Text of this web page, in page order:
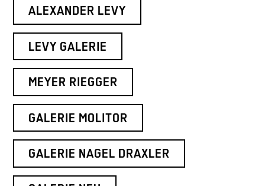
ALEXANDER LEVY
LEVY GALERIE
MEYER RIEGGER
GALERIE MOLITOR
GALERIE NAGEL DRAXLER